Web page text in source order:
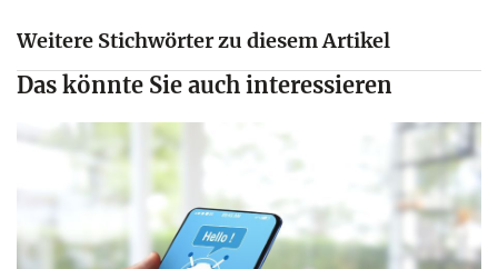
Weitere Stichwörter zu diesem Artikel
Das könnte Sie auch interessieren